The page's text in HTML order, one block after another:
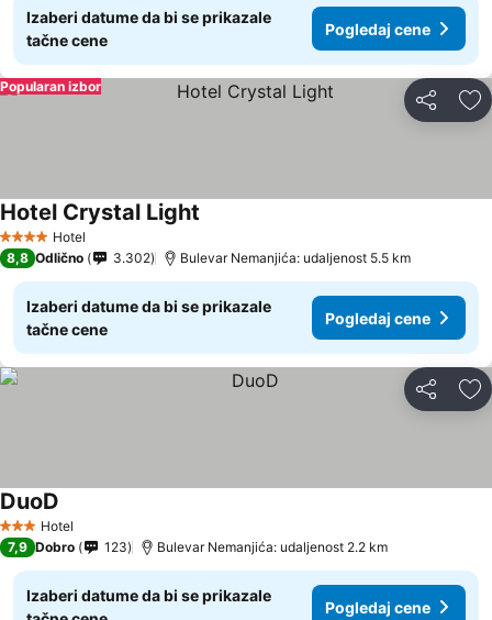
Izaberi datume da bi se prikazale
tačne cene
Pogledaj cene
Deli
Popularan izbor
4 ZvezdiceHotel
Hotel Crystal Light
8,8 Odlično 3.302 Bulevar Nemanjića: udaljenost 5.5 km
Izaberi datume da bi se prikazale
tačne cene
Pogledaj cene
Deli
3 Zvezdice
Hotel
DuoD
7,9 Dobro 123 Bulevar Nemanjića: udaljenost 2.2 km
Izaberi datume da bi se prikazale
Pogledaj cene